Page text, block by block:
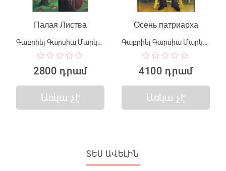
Палая Листва
Գաբրիել Գարսիա Մարկես
2800 դրամ
Առկա չէ
Осень патриарха
Գաբրիել Գարսիա Մարկես
4100 դրամ
Առկա չէ
ՏԵՍ ԱՎԵԼԻՆ